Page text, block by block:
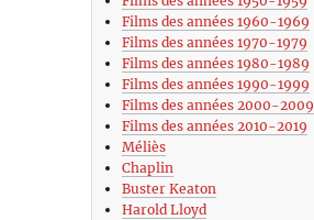
Films des années 1960-1969
Films des années 1970-1979
Films des années 1980-1989
Films des années 1990-1999
Films des années 2000-2009
Films des années 2010-2019
Méliès
Chaplin
Buster Keaton
Harold Lloyd